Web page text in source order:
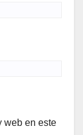
web en este